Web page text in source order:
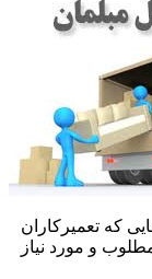
که تعمیرکاران
و مورد نیاز